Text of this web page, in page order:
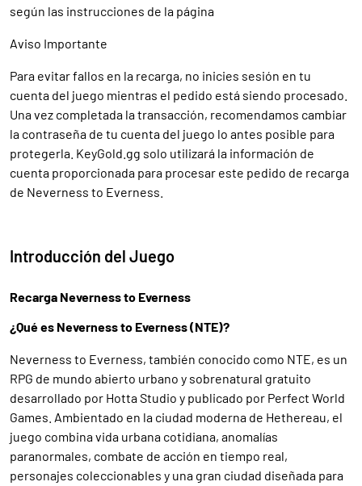
según las instrucciones de la página
Aviso Importante
Para evitar fallos en la recarga, no inicies sesión en tu
cuenta del juego mientras el pedido está siendo procesado.
Una vez completada la transacción, recomendamos cambiar
la contraseña de tu cuenta del juego lo antes posible para
protegerla. KeyGold.gg solo utilizará la información de
cuenta proporcionada para procesar este pedido de recarga
de Neverness to Everness.
Introducción del Juego
Recarga Neverness to Everness
¿Qué es Neverness to Everness (NTE)?
Neverness to Everness, también conocido como NTE, es un
RPG de mundo abierto urbano y sobrenatural gratuito
desarrollado por Hotta Studio y publicado por Perfect World
Games. Ambientado en la ciudad moderna de Hethereau, el
juego combina vida urbana cotidiana, anomalías
paranormales, combate de acción en tiempo real,
personajes coleccionables y una gran ciudad diseñada para